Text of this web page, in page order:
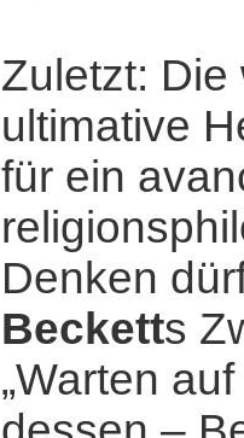
Zuletzt: Die
ultimative
für ein
Denken
Becketts
„Warten